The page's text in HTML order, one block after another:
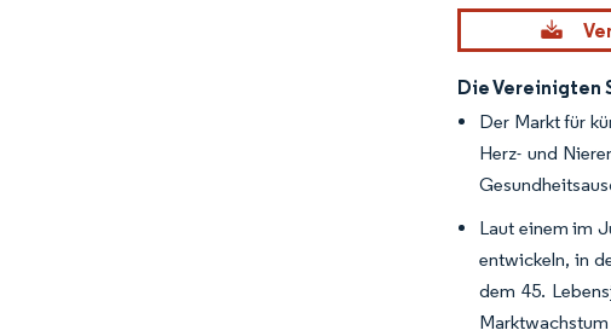
Bild © Mordor
Die Vereinigten
Der Markt für
Herz- und
Laut einem im
entwickeln, in
dem 45.
Marktwachstum